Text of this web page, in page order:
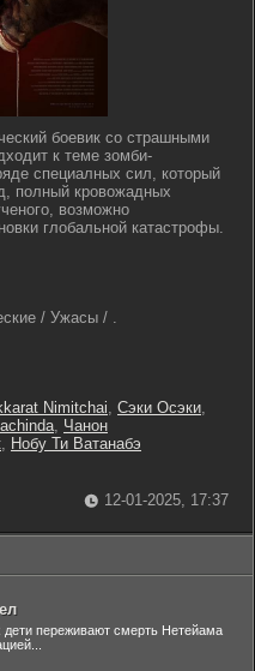
боевик со страшными
к теме зомби-
специалных сил, который
полный кровожадных
возможно
глобальной катастрофы.
/ Ужасы / .
Nimitchai, Сэки Осэки,
, Чанон
, Нобу Ти Ватанабэ
12-01-2025, 17:37
переживают смерть Нетейама